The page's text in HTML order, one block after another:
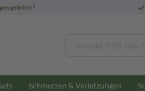
geliefert3
Schmerzen & Verletzungen